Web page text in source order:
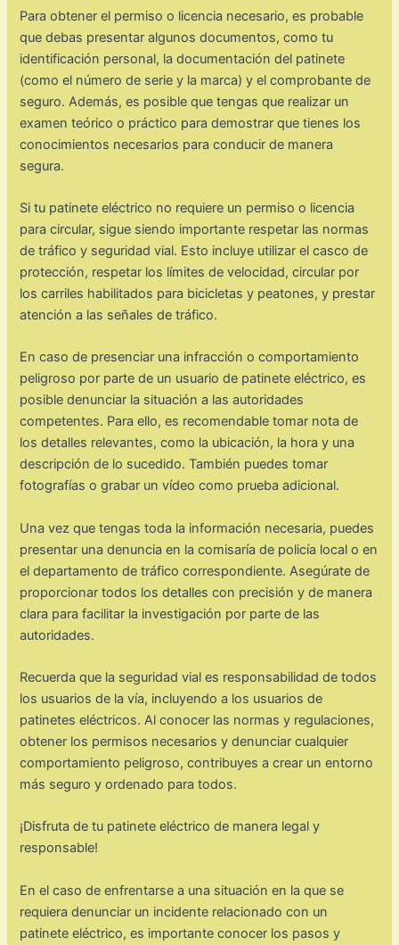
Para obtener el permiso o licencia necesario, es probable
que debas presentar algunos documentos, como tu
identificación personal, la documentación del patinete
(como el número de serie y la marca) y el comprobante de
seguro. Además, es posible que tengas que realizar un
examen teórico o práctico para demostrar que tienes los
conocimientos necesarios para conducir de manera
segura.
Si tu patinete eléctrico no requiere un permiso o licencia
para circular, sigue siendo importante respetar las normas
de tráfico y seguridad vial. Esto incluye utilizar el casco de
protección, respetar los límites de velocidad, circular por
los carriles habilitados para bicicletas y peatones, y prestar
atención a las señales de tráfico.
En caso de presenciar una infracción o comportamiento
peligroso por parte de un usuario de patinete eléctrico, es
posible denunciar la situación a las autoridades
competentes. Para ello, es recomendable tomar nota de
los detalles relevantes, como la ubicación, la hora y una
descripción de lo sucedido. También puedes tomar
fotografías o grabar un vídeo como prueba adicional.
Una vez que tengas toda la información necesaria, puedes
presentar una denuncia en la comisaría de policía local o en
el departamento de tráfico correspondiente. Asegúrate de
proporcionar todos los detalles con precisión y de manera
clara para facilitar la investigación por parte de las
autoridades.
Recuerda que la seguridad vial es responsabilidad de todos
los usuarios de la vía, incluyendo a los usuarios de
patinetes eléctricos. Al conocer las normas y regulaciones,
obtener los permisos necesarios y denunciar cualquier
comportamiento peligroso, contribuyes a crear un entorno
más seguro y ordenado para todos.
¡Disfruta de tu patinete eléctrico de manera legal y
responsable!
En el caso de enfrentarse a una situación en la que se
requiera denunciar un incidente relacionado con un
patinete eléctrico, es importante conocer los pasos y